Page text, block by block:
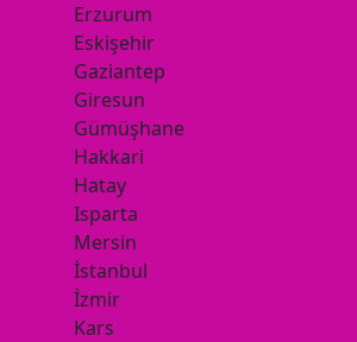
Erzurum
Eskişehir
Gaziantep
Giresun
Gümüşhane
Hakkari
Hatay
Isparta
Mersin
İstanbul
İzmir
Kars